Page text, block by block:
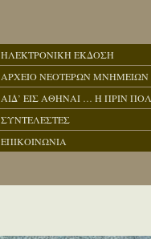
ΗΛΕΚΤΡΟΝΙΚΗ ΕΚΔΟΣΗ
ΑΡΧΕΙΟ ΝΕΟΤΕΡΩΝ ΜΝΗΜΕΙΩΝ
ΑΙΔ’ ΕΙΣ ΑΘΗΝΑΙ … Η ΠΡΙΝ
ΣΥΝΤΕΛΕΣΤΕΣ
ΕΠΙΚΟΙΝΩΝΙΑ